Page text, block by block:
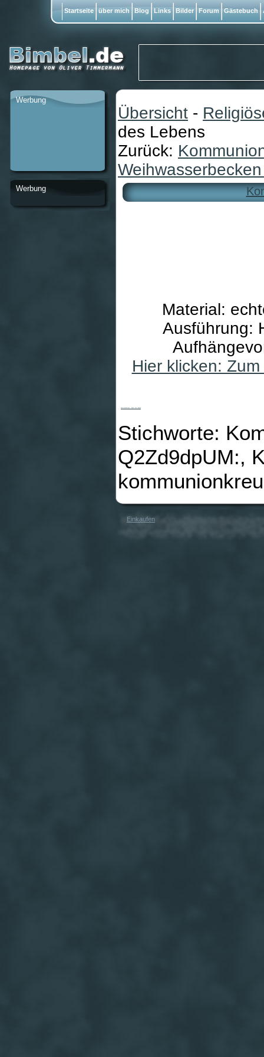
Übersicht -
des Lebens
Zurück:
Material:
Ausführung:
Hier klicken:
Stichworte:
Q2Zd9dpUM:,
Einkaufen
Werbung
Werbung
Startseite über mich Blog Links Bilder Forum Gästebuch